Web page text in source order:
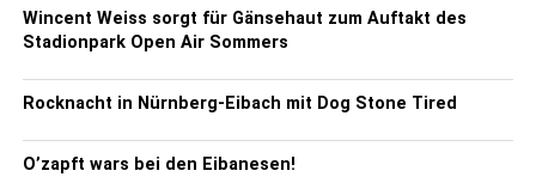
Wincent Weiss sorgt für Gänsehaut zum Auftakt des
Stadionpark Open Air Sommers
Rocknacht in Nürnberg-Eibach mit Dog Stone Tired
O’zapft wars bei den Eibanesen!